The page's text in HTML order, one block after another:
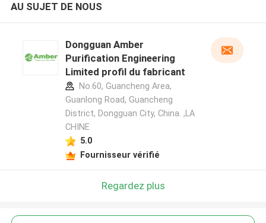
AU SUJET DE NOUS
Dongguan Amber
Purification Engineering
Limited profil du fabricant
No.60, Guancheng Area,
Guanlong Road, Guancheng
District, Dongguan City, China. ,LA
CHINE
5.0
Fournisseur vérifié
Regardez plus